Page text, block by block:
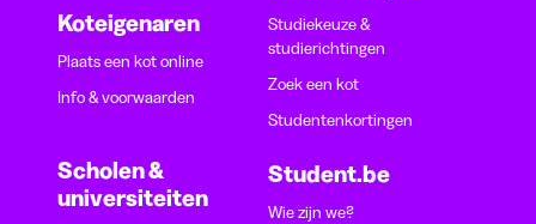
Koteigenaren
Plaats een kot online
Info & voorwaarden
Scholen &
universiteiten
Studiekeuze &
studierichtingen
Zoek een kot
Studentenkortingen
Student.be
Wie zijn we?